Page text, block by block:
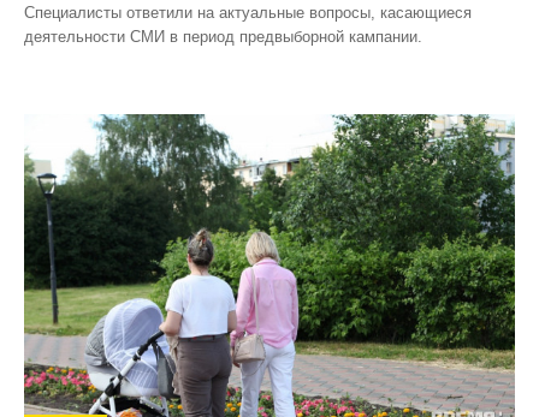
Специалисты ответили на актуальные вопросы, касающиеся
деятельности СМИ в период предвыборной кампании.